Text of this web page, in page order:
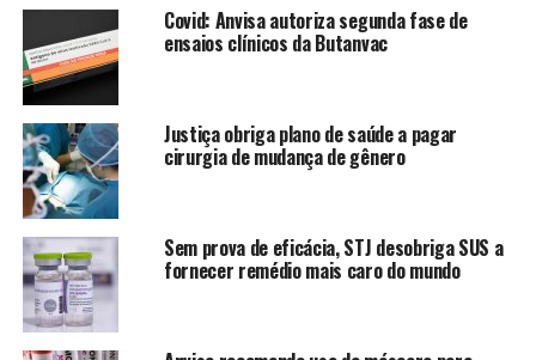
Covid: Anvisa autoriza segunda fase de
ensaios clínicos da Butanvac
Justiça obriga plano de saúde a pagar
cirurgia de mudança de gênero
Sem prova de eficácia, STJ desobriga SUS a
fornecer remédio mais caro do mundo